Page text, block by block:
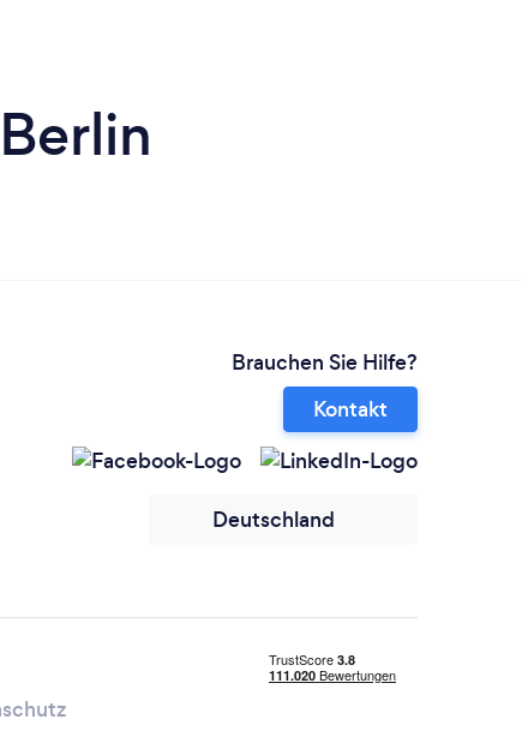
Brauchen Sie Hilfe?
Kontakt
Deutschland